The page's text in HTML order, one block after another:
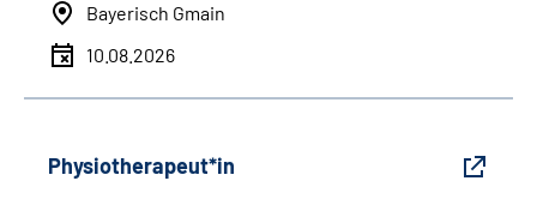
Bayerisch Gmain
10.08.2026
Physiotherapeut*in